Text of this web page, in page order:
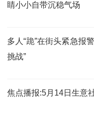
睛小小自带沉稳气场
多人“跪”在街头紧急报
挑战”
焦点播报:5月14日生意